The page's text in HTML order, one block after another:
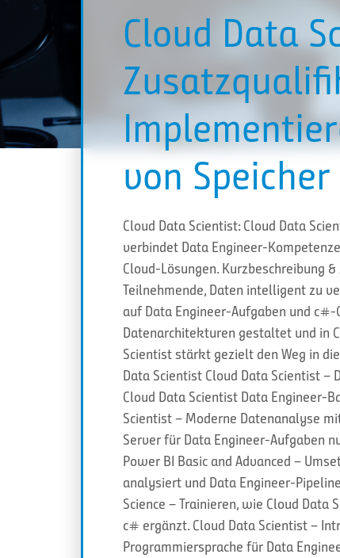
Cloud Data
von
Cloud Data Scientist: Cloud Data
verbindet Data Engineer-
Cloud-Lösungen. Kurzbeschreibung
Teilnehmende, Daten intelligent zu
auf Data Engineer-Aufgaben und
Datenarchitekturen gestaltet und in
Scientist stärkt gezielt den Weg in
Data Scientist Cloud Data Scientist
Cloud Data Scientist Data Engineer-
Scientist – Moderne Datenanalyse
Server für Data Engineer-Aufgaben
Power BI Basic and Advanced –
analysiert und Data Engineer-
Science – Trainieren, wie Cloud
c# ergänzt. Cloud Data Scientist –
Programmiersprache für Data